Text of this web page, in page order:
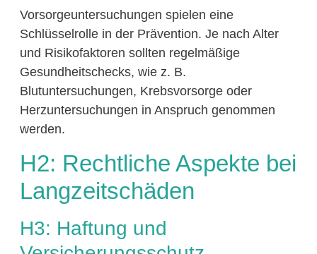
Vorsorgeuntersuchungen spielen eine
Schlüsselrolle in der Prävention. Je nach Alter
und Risikofaktoren sollten regelmäßige
Gesundheitschecks, wie z. B.
Blutuntersuchungen, Krebsvorsorge oder
Herzuntersuchungen in Anspruch genommen
werden.
H2: Rechtliche Aspekte bei
Langzeitschäden
H3: Haftung und